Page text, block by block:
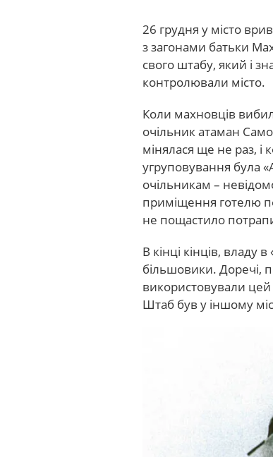
26 грудня у місто
з загонами батьки
свого штабу, який і
контролювали місто.
Коли махновців
очільник атаман
мінялася ще не раз,
угруповування була
очільникам –
приміщення готелю
не пощастило
В кінці кінців, владу
більшовики. Доречі,
використовували
Штаб був у іншому